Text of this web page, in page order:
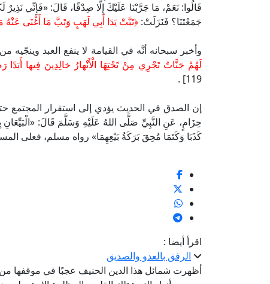
قَالُوا: نَعَمْ، مَا جَرَّبْنَا عَلَيْكَ إِلَّا صِدْقًا، قَالَ: «فَإِنِّي
جَمَعْتَنَا؟ فَنَزَلَتْ: ﴿تَبَّتْ يَدَا أَبِي لَهَبٍ وَتَبَّ مَا أَغْنَى
وأخبر سبحانه أنَّه في القيامة لا ينفع العبد وينجّيه
لَهُمْ جَنَّاتٌ تَجْرِي مِنْ تَحْتِهَا الْأَنْهارُ خالِدِينَ فِيها
119] .
إن الصدق في الحديث يؤدي إلى استقرار المجتمع
حِزَامٍ، عَنِ النَّبِيِّ صَلَّى اللهُ عَلَيْهِ وَسَلَّمَ قَالَ: «الْبَيِّعَانِ
كَذَبَا وَكَتَمَا مُحِقَ بَرَكَةُ بَيْعِهِمَا» رواه مسلم، فعلى
اقرأ أيضا :
الرفق بالعدو والصديق
أظهرت شمائل هذا الدين الحنيف عجبًا في موقفها من